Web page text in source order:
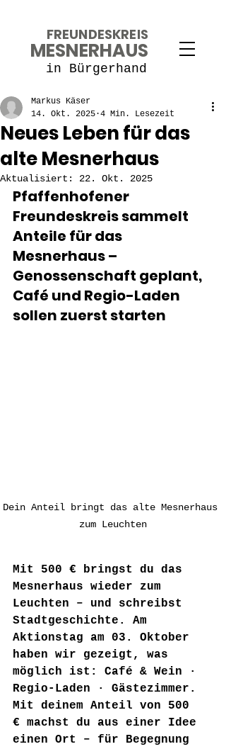
FREUNDESKREIS
MESNERHAUS
in Bürgerhand
Neues Leben für das
alte Mesnerhaus
Markus Käser
14. Okt. 2025 4 Min. Lesezeit
Aktualisiert: 22. Okt. 2025
Pfaffenhofener
Freundeskreis sammelt
Anteile für das
Mesnerhaus –
Genossenschaft geplant,
Café und Regio-Laden
sollen zuerst starten
Dein Anteil bringt das alte Mesnerhaus
zum Leuchten
Mit 500 € bringst du das
Mesnerhaus wieder zum
Leuchten – und schreibst
Stadtgeschichte. Am
Aktionstag am 03. Oktober
haben wir gezeigt, was
möglich ist: Café & Wein ·
Regio-Laden · Gästezimmer.
Mit deinem Anteil von 500
€ machst du aus einer Idee
einen Ort – für Begegnung